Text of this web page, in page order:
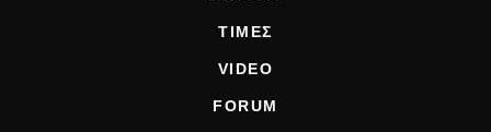
ΤΙΜΕΣ
VIDEO
FORUM